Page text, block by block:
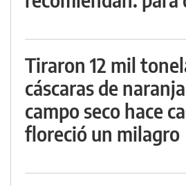
Tiraron 12 mil
cáscaras de
campo seco hace
floreció un milagro